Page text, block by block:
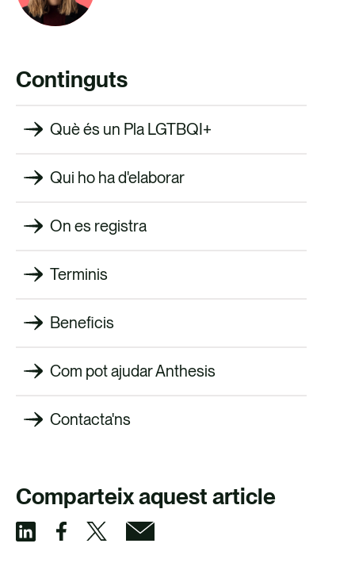
Continguts
Què és un Pla LGTBQI+
Qui ho ha d'elaborar
On es registra
Terminis
Beneficis
Com pot ajudar Anthesis
Contacta'ns
Comparteix aquest article